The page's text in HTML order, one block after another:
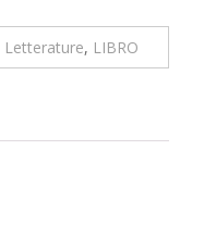
Letterature, LIBRO